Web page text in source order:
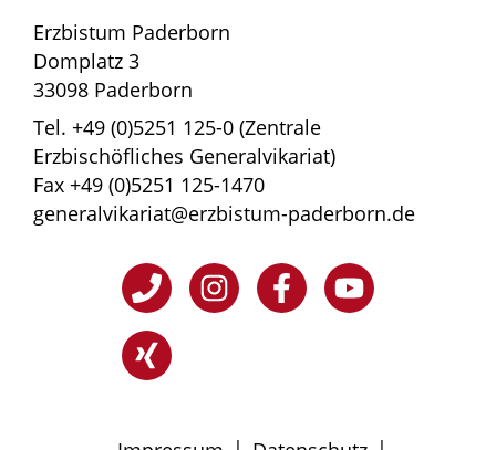
Erzbistum Paderborn
Domplatz 3
33098 Paderborn
Tel. +49 (0)5251 125-0 (Zentrale
Erzbischöfliches Generalvikariat)
Fax +49 (0)5251 125-1470
generalvikariat@erzbistum-paderborn.de